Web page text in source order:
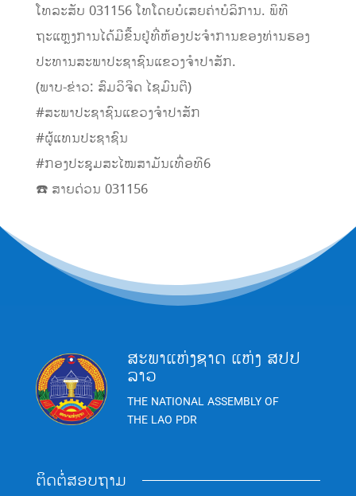
ໂທລະສັບ 031156 ໂທໂດຍບໍເສຍຄ່າບໍລິການ. ພິທີ
ຖະແຫຼງການໄດ້ມີຂື້້ນຢູ່ທີ່ຫ້ອງປະຈໍາການຂອງທ່ານຮອງ
ປະທານສະພາປະຊາຊົນແຂວງຈໍາປາສັກ.
(ພາບ-ຂ່າວ: ສົມວິຈິດ ໄຊມົນຕີ)
#ສະພາປະຊາຊົນແຂວງຈໍາປາສັກ
#ຜູ້ແທນປະຊາຊົນ
#ກອງປະຊຸມສະໄໝສາມັນເທື່ອທີ6
☎️ ສາຍດ່ວນ 031156
ສະພາແຫ່ງຊາດ ແຫ່ງ ສປປ
ລາວ
THE NATIONAL ASSEMBLY OF
THE LAO PDR
ຕິດຕໍ່ສອບຖາມ